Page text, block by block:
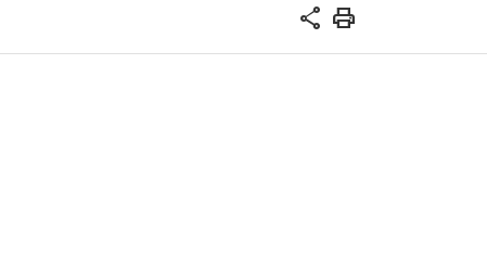
share print